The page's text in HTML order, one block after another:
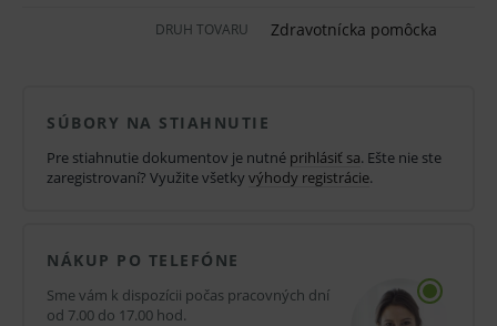
zdravotníckej pomôcky in vitro odporúčame poradu s
Klinická účinnosť zdravotníckej pomôcky a
diagnostickej zdravotníckej pomôcky in vitro nemusí
diagnostickej zdravotníckej pomôcky in vitro a jeho
použitie môže byť spojené s rizikami.
DRUH TOVARU Zdravotnícka pomôcka
SÚBORY NA STIAHNUTIE
Pre stiahnutie dokumentov je nutné prihlásiť sa. Ešte nie ste
zaregistrovaní? Využite všetky výhody registrácie.
NÁKUP PO TELEFÓNE
Sme vám k dispozícii počas pracovných dní
od 7.00 do 17.00 hod.